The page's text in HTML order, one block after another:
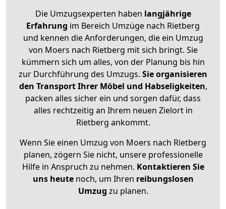
Die Umzugsexperten haben langjährige
Erfahrung im Bereich Umzüge nach Rietberg
und kennen die Anforderungen, die ein Umzug
von Moers nach Rietberg mit sich bringt. Sie
kümmern sich um alles, von der Planung bis hin
zur Durchführung des Umzugs. Sie organisieren
den Transport Ihrer Möbel und Habseligkeiten,
packen alles sicher ein und sorgen dafür, dass
alles rechtzeitig an Ihrem neuen Zielort in
Rietberg ankommt.
Wenn Sie einen Umzug von Moers nach Rietberg
planen, zögern Sie nicht, unsere professionelle
Hilfe in Anspruch zu nehmen. Kontaktieren Sie
uns heutenoch, um Ihren reibungslosen
Umzug zu planen.